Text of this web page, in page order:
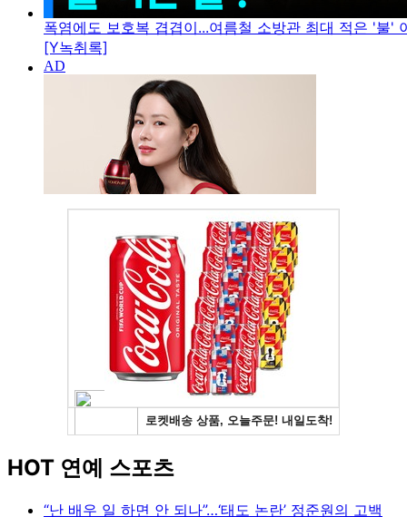
폭염에도 보호복 겹겹이...여름철 소방관 최대 적은 '불'
[Y녹취록]
HOT 연예 스포츠
“난 배우 일 하면 안 되나”…‘태도 논란’ 정준원의 고백